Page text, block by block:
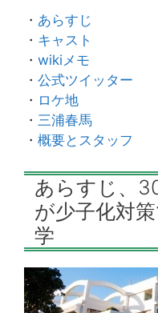
・ あらすじ
・ キャスト
・ wikiメモ
・ 公式ツイッター
・ ロケ地
・ 三浦春馬
・ 概要とスタッフ
あらすじ、
が少子化対
学